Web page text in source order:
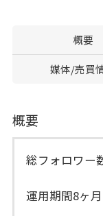
概要
媒体/売買
概要
総フォロワー
運用期間8ヶ